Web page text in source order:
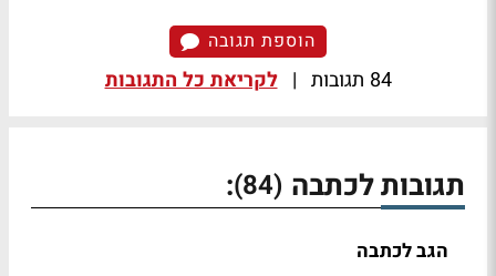
הוספת תגובה
84 תגובות | לקריאת כל התגובות
תגובות לכתבה (84)
:
הגב לכתבה